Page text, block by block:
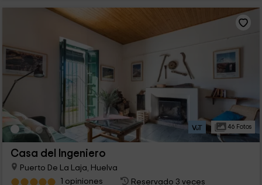
46 Fotos
Casa del Ingeniero
Puerto De La Laja, Huelva
1 opiniones
Reservado 3 veces